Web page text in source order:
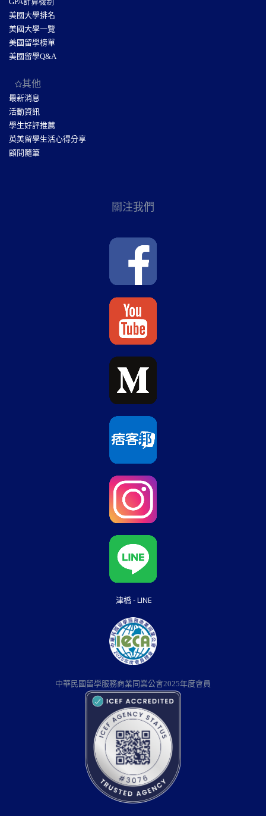
美國大學排名
美國大學一覽
美國留學榜單
美國留學Q&A
其他
最新消息
活動資訊
學生好評推薦
英美留學生活心得分享
顧問隨筆
關注我們
津橋 - LINE
中華民國留學服務商業同業公會2025年度會員